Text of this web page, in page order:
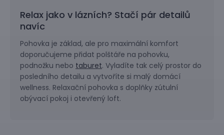
Relax jako v lázních? Stačí pár detailů
navíc
Pohovka je základ, ale pro maximální komfort
doporučujeme přidat polštáře na pohovku,
podnožku nebo taburet. Vyladíte tak celý prostor do
posledního detailu a vytvoříte si malý domácí
wellness. Relaxační pohovka s doplňky zútulní
obývací pokoj i otevřený loft.